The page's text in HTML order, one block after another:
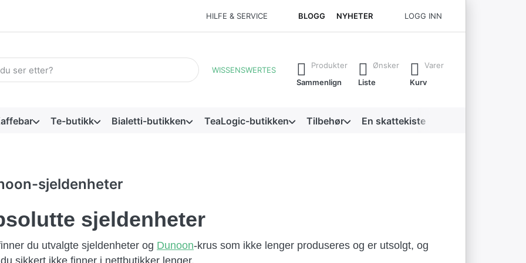
HILFE & SERVICE BLOGG NYHETER LOGG INN
De første resultatene vises automatisk etter hvert som du skriver. Trykk på Enter-tasten for å få opp alle resultatene.
WISSENSWERTES
Produkter
Sammenlign
Ønsker
Liste
Varer
Kurv
Te-butikk Bialetti-butikken TeaLogic-butikken Tilbehør En skattekiste
sjeldenheter
sjeldenheter
du utvalgte sjeldenheter og Dunoon-krus som ikke lenger produseres og er utsolgt, og